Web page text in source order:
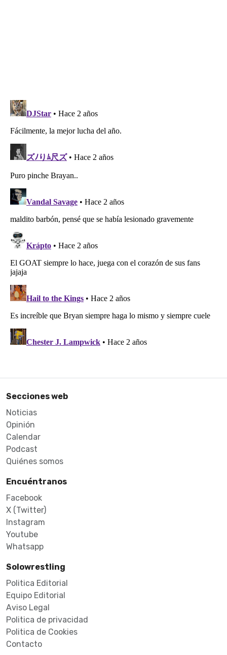
Secciones web
Noticias
Opinión
Calendar
Podcast
Quiénes somos
Encuéntranos
Facebook
X (Twitter)
Instagram
Youtube
Whatsapp
Solowrestling
Politica Editorial
Equipo Editorial
Aviso Legal
Politica de privacidad
Politica de Cookies
Contacto